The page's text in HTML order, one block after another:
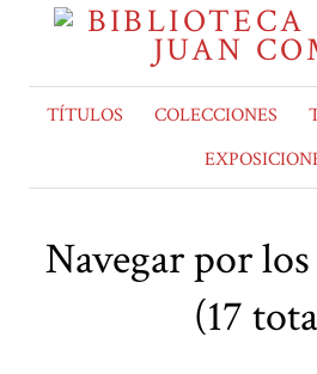
TÍTULOS COLECCIONES
Navegar por
(17